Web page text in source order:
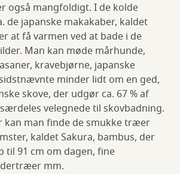
også mangfoldigt. I de kolde
de japanske makakaber, kaldet
at få varmen ved at bade i de
Man kan møde mårhunde,
kravebjørne, japanske
minder lidt om en ged,
skove, der udgør ca. 67 % af
velegnede til skovbadning.
man finde de smukke træer
kaldet Sakura, bambus, der
til 91 cm om dagen, fine
mm.